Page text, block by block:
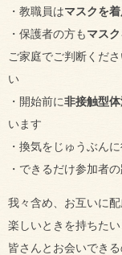
・教職員はマスクを着
・保護者の方もマス
ご家庭でご判断くだ
い
・開始前に非接触型
います
・換気をじゅうぶん
・できるだけ参加者
我々含め、お互いに
楽しいときを持ちたい
皆さんとお会いでき